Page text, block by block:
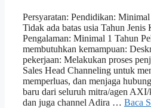
Persyaratan: Pendidikan:
Tidak ada batas usia Tahun
Pengalaman: Minimal 1 Tahun
membutuhkan kemampuan:
pekerjaan: Melakukan proses
Sales Head Channeling untuk
memperluas, dan menjaga
baru dari seluruh mitra/agen
dan juga channel Adira … Baca